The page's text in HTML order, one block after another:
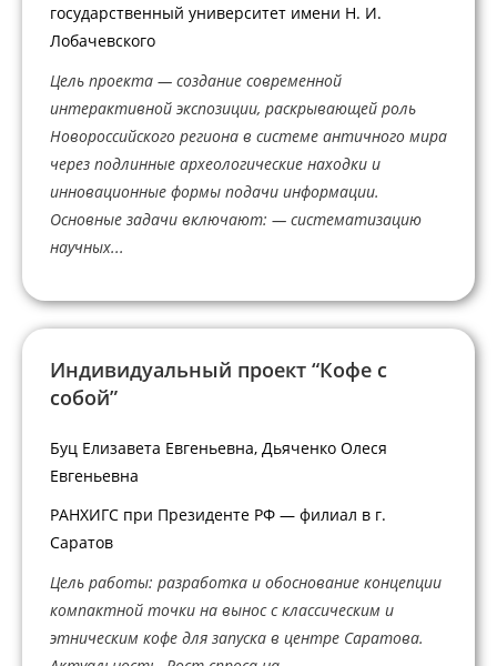
государственный университет имени Н. И.
Лобачевского
Цель проекта — создание современной
интерактивной экспозиции, раскрывающей роль
Новороссийского региона в системе античного мира
через подлинные археологические находки и
инновационные формы подачи информации.
Основные задачи включают: — систематизацию
научных...
Индивидуальный проект “Кофе с
собой”
Буц Елизавета Евгеньевна, Дьяченко Олеся
Евгеньевна
РАНХИГС при Президенте РФ — филиал в г.
Саратов
Цель работы: разработка и обоснование концепции
компактной точки на вынос с классическим и
этническим кофе для запуска в центре Саратова.